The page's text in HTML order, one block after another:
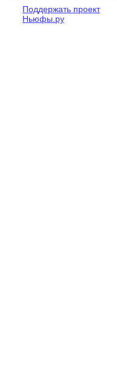
Поддержать проект
Ньюфы.ру